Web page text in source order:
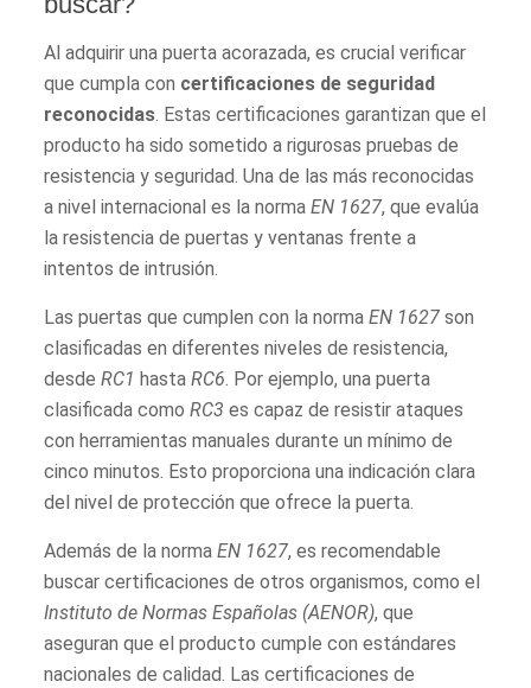
Al adquirir una puerta acorazada, es crucial verificar
que cumpla con certificaciones de seguridad
reconocidas . Estas certificaciones garantizan que el
producto ha sido sometido a rigurosas pruebas de
resistencia y seguridad. Una de las más reconocidas
a nivel internacional es la normaEN 1627, que evalúa
la resistencia de puertas y ventanas frente a
intentos de intrusión.
Las puertas que cumplen con la normaEN 1627 son
clasificadas en diferentes niveles de resistencia,
desdeRC1 hastaRC6 . Por ejemplo, una puerta
clasificada comoRC3 es capaz de resistir ataques
con herramientas manuales durante un mínimo de
cinco minutos. Esto proporciona una indicación clara
del nivel de protección que ofrece la puerta.
Además de la normaEN 1627, es recomendable
buscar certificaciones de otros organismos, como el
Instituto de Normas Españolas (AENOR), que
aseguran que el producto cumple con estándares
nacionales de calidad. Las certificaciones de